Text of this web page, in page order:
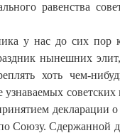
равенства
у нас до сих пор
нынешних
хоть чем-
декларации
Союзу. Сдержанной